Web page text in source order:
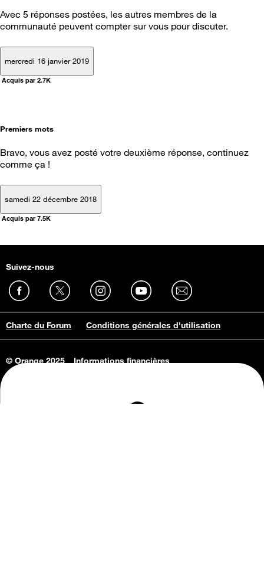
Avec 5 réponses postées, les autres membres de la
communauté peuvent compter sur vous pour discuter.
mercredi 16 janvier 2019
Acquis par 2.7K
Premiers mots
Bravo, vous avez posté votre deuxième réponse, continuez
comme ça !
samedi 22 décembre 2018
Acquis par 7.5K
Suivez-nous
Charte du Forum Conditions générales d'utilisation
© Orange 2025
Informations financières